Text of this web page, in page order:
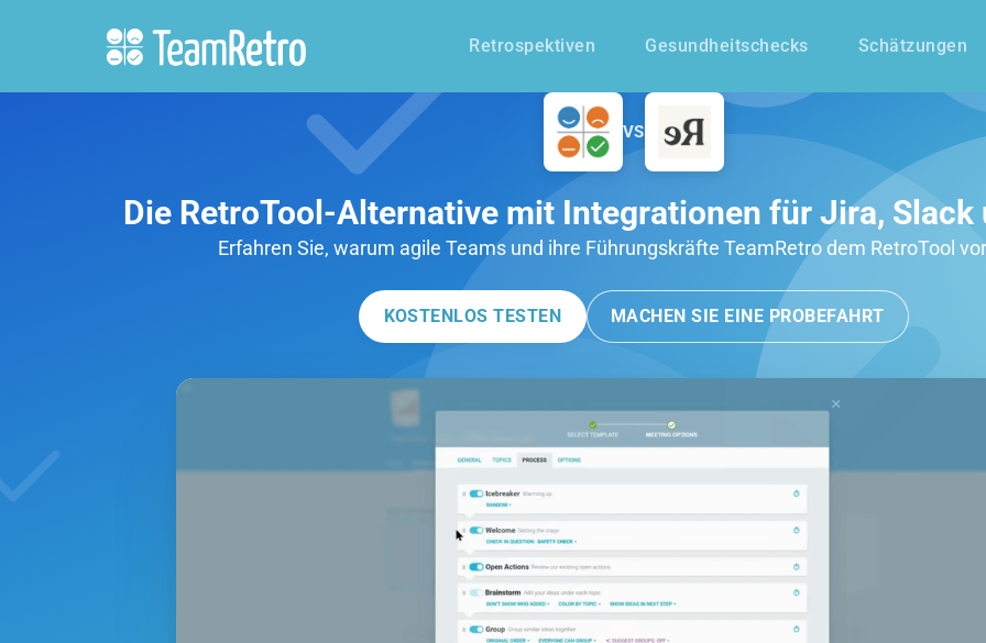
Retrospektiven Gesundheitschecks Schätzungen
VS
Die RetroTool-Alternative mit Integrationen für Jira, Slack
Erfahren Sie, warum agile Teams und ihre Führungskräfte TeamRetro dem RetroTool
KOSTENLOS TESTEN MACHEN SIE EINE PROBEFAHRT